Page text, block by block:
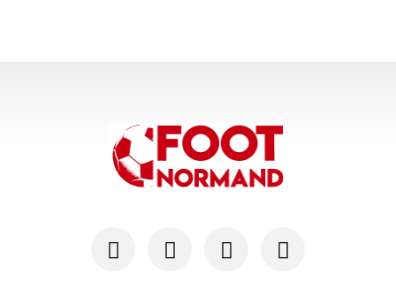
NATIONAL 3
Arrivées, départs : les effectifs des 11 clubs ...
ASPTT - SU Dives en entrée, l'US Alençon accuei...